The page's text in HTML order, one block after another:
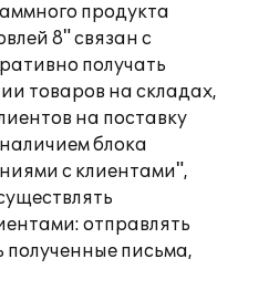
продукта
8" связан с
получать
товаров на складах,
на поставку
блока
с клиентами",
отправлять
письма,